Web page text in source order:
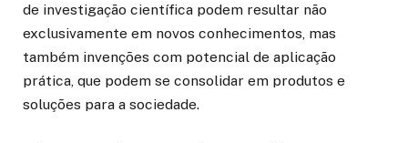
de investigação científica podem resultar não
exclusivamente em novos conhecimentos, mas
também invenções com potencial de aplicação
prática, que podem se consolidar em produtos e
soluções para a sociedade.